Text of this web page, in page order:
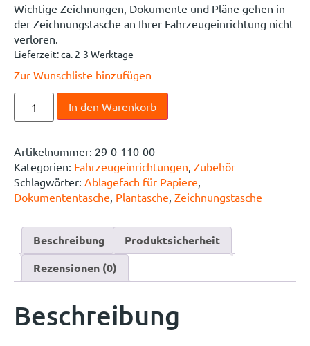
Wichtige Zeichnungen, Dokumente und Pläne gehen in
der Zeichnungstasche an Ihrer Fahrzeugeinrichtung nicht
verloren.
Lieferzeit:ca. 2-3 Werktage
Zur Wunschliste hinzufügen
In den Warenkorb
Artikelnummer: 29-0-110-00
Kategorien: Fahrzeugeinrichtungen Zubehör
Schlagwörter: Ablagefach für Papiere
Dokumententasche Plantasche Zeichnungstasche
Beschreibung
Produktsicherheit
Rezensionen (0)
Beschreibung